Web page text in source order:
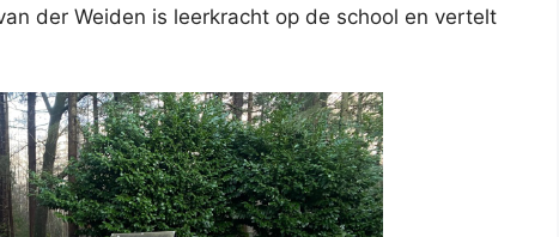
der Weiden is leerkracht op de school en vertelt